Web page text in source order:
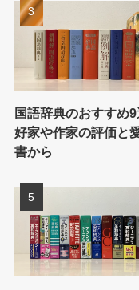
国語辞典のおすすめ
好家や作家の評価と
書から